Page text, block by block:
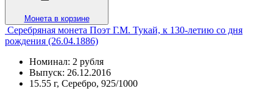
Монета в корзине
Серебряная монета Поэт Г.М. Тукай, к 130-летию со дня
рождения (26.04.1886)
Номинал: 2 рубля
Выпуск: 26.12.2016
15.55 г, Серебро, 925/1000